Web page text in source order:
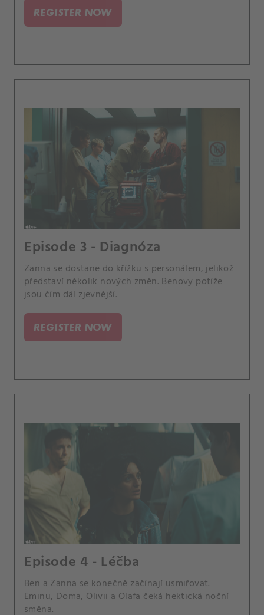
REGISTER NOW
Episode 3 - Diagnóza
Zanna se dostane do křížku s personálem, jelikož
představí několik nových změn. Benovy potíže
jsou čím dál zjevnější.
REGISTER NOW
Episode 4 - Léčba
Ben a Zanna se konečně začínají usmiřovat.
Eminu, Doma, Olivii a Olafa čeká hektická noční
směna.